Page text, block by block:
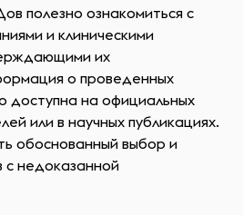
полезно ознакомиться с
и клиническими
их
о проведенных
доступна на официальных
или в научных публикациях.
обоснованный выбор и
с недоказанной